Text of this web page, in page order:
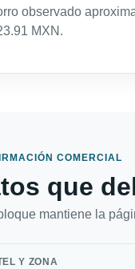
observado
MXN.
COMERCIAL
que
mantiene la
Y ZONA